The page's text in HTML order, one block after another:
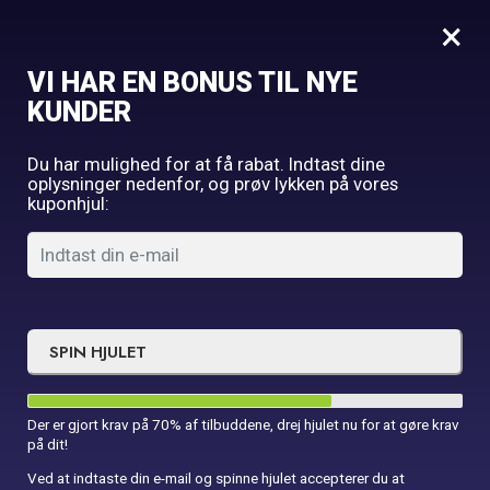
I DO! Udforsk vores
bryllupstilbehør
Bestil inden kl. 16 og få leveret næste hverdag.
Forside Bryllup
Temapynt til bryllup!
Planlægger du dit drømmebryllup? Udforsk vores store udvalg
af bryllupstilbehør på Din Festbutik ApS og gør din store dag til
en uforglemmelig begivenhed. Fra romantisk dekoration til
stilfulde detaljer, vi har alt, hvad du skal bruge for at skabe den
×
VI HAR EN BONUS TIL NYE
KUNDER
Du har mulighed for at få rabat. Indtast dine
oplysninger nedenfor, og prøv lykken på vores
kuponhjul:
SPIN HJULET
Der er gjort krav på 70% af tilbuddene, drej hjulet nu for at gøre krav
på dit!
Ved at indtaste din e-mail og spinne hjulet accepterer du at